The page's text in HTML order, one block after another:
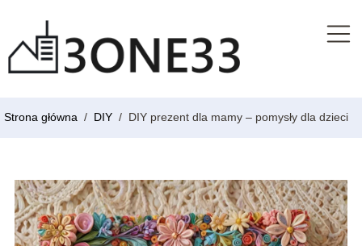
Strona główna / DIY / DIY prezent dla mamy – pomysły dla dzieci